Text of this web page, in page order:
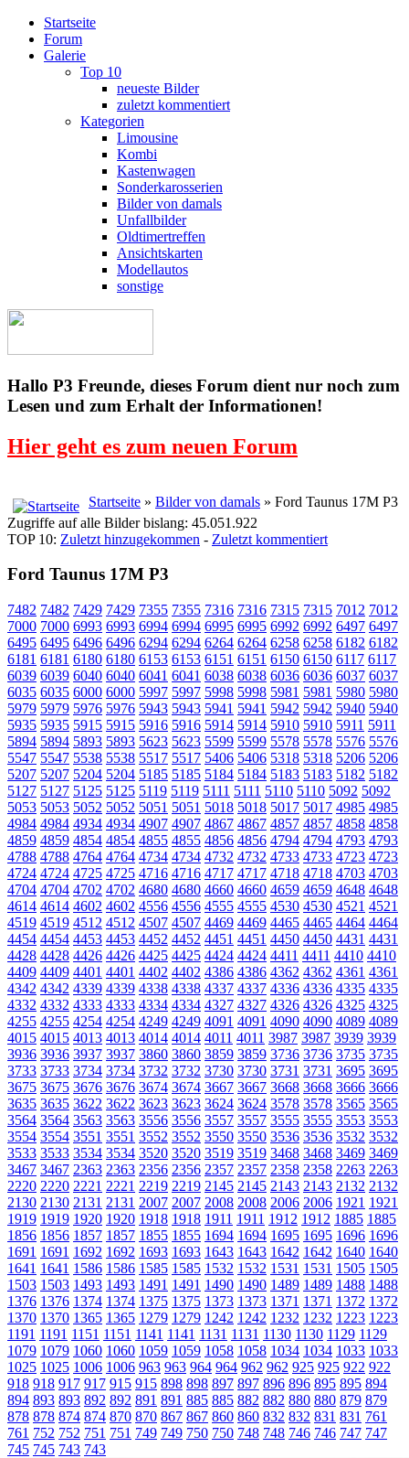
Startseite
Forum
Galerie
Top 10
neueste Bilder
zuletzt kommentiert
Kategorien
Limousine
Kombi
Kastenwagen
Sonderkarosserien
Bilder von damals
Unfallbilder
Oldtimertreffen
Ansichtskarten
Modellautos
sonstige
Hallo P3 Freunde, dieses Forum dient nur noch zum
Lesen und zum Erhalt der Informationen!
Hier geht es zum neuen Forum
Startseite » Bilder von damals » Ford Taunus 17M P3
Zugriffe auf alle Bilder bislang: 45.051.922
TOP 10: Zuletzt hinzugekommen - Zuletzt kommentiert
Ford Taunus 17M P3
7482 7482 7429 7429 7355 7355 7316 7316 7315 7315 7012 7012
7000 7000 6993 6993 6994 6994 6995 6995 6992 6992 6497 6497
6495 6495 6496 6496 6294 6294 6264 6264 6258 6258 6182 6182
6181 6181 6180 6180 6153 6153 6151 6151 6150 6150 6117 6117
6039 6039 6040 6040 6041 6041 6038 6038 6036 6036 6037 6037
6035 6035 6000 6000 5997 5997 5998 5998 5981 5981 5980 5980
5979 5979 5976 5976 5943 5943 5941 5941 5942 5942 5940 5940
5935 5935 5915 5915 5916 5916 5914 5914 5910 5910 5911 5911
5894 5894 5893 5893 5623 5623 5599 5599 5578 5578 5576 5576
5547 5547 5538 5538 5517 5517 5406 5406 5318 5318 5206 5206
5207 5207 5204 5204 5185 5185 5184 5184 5183 5183 5182 5182
5127 5127 5125 5125 5119 5119 5111 5111 5110 5110 5092 5092
5053 5053 5052 5052 5051 5051 5018 5018 5017 5017 4985 4985
4984 4984 4934 4934 4907 4907 4867 4867 4857 4857 4858 4858
4859 4859 4854 4854 4855 4855 4856 4856 4794 4794 4793 4793
4788 4788 4764 4764 4734 4734 4732 4732 4733 4733 4723 4723
4724 4724 4725 4725 4716 4716 4717 4717 4718 4718 4703 4703
4704 4704 4702 4702 4680 4680 4660 4660 4659 4659 4648 4648
4614 4614 4602 4602 4556 4556 4555 4555 4530 4530 4521 4521
4519 4519 4512 4512 4507 4507 4469 4469 4465 4465 4464 4464
4454 4454 4453 4453 4452 4452 4451 4451 4450 4450 4431 4431
4428 4428 4426 4426 4425 4425 4424 4424 4411 4411 4410 4410
4409 4409 4401 4401 4402 4402 4386 4386 4362 4362 4361 4361
4342 4342 4339 4339 4338 4338 4337 4337 4336 4336 4335 4335
4332 4332 4333 4333 4334 4334 4327 4327 4326 4326 4325 4325
4255 4255 4254 4254 4249 4249 4091 4091 4090 4090 4089 4089
4015 4015 4013 4013 4014 4014 4011 4011 3987 3987 3939 3939
3936 3936 3937 3937 3860 3860 3859 3859 3736 3736 3735 3735
3733 3733 3734 3734 3732 3732 3730 3730 3731 3731 3695 3695
3675 3675 3676 3676 3674 3674 3667 3667 3668 3668 3666 3666
3635 3635 3622 3622 3623 3623 3624 3624 3578 3578 3565 3565
3564 3564 3563 3563 3556 3556 3557 3557 3555 3555 3553 3553
3554 3554 3551 3551 3552 3552 3550 3550 3536 3536 3532 3532
3533 3533 3534 3534 3520 3520 3519 3519 3468 3468 3469 3469
3467 3467 2363 2363 2356 2356 2357 2357 2358 2358 2263 2263
2220 2220 2221 2221 2219 2219 2145 2145 2143 2143 2132 2132
2130 2130 2131 2131 2007 2007 2008 2008 2006 2006 1921 1921
1919 1919 1920 1920 1918 1918 1911 1911 1912 1912 1885 1885
1856 1856 1857 1857 1855 1855 1694 1694 1695 1695 1696 1696
1691 1691 1692 1692 1693 1693 1643 1643 1642 1642 1640 1640
1641 1641 1586 1586 1585 1585 1532 1532 1531 1531 1505 1505
1503 1503 1493 1493 1491 1491 1490 1490 1489 1489 1488 1488
1376 1376 1374 1374 1375 1375 1373 1373 1371 1371 1372 1372
1370 1370 1365 1365 1279 1279 1242 1242 1232 1232 1223 1223
1191 1191 1151 1151 1141 1141 1131 1131 1130 1130 1129 1129
1079 1079 1060 1060 1059 1059 1058 1058 1034 1034 1033 1033
1025 1025 1006 1006 963 963 964 964 962 962 925 925 922 922
918 918 917 917 915 915 898 898 897 897 896 896 895 895 894
894 893 893 892 892 891 891 885 885 882 882 880 880 879 879
878 878 874 874 870 870 867 867 860 860 832 832 831 831 761
761 752 752 751 751 749 749 750 750 748 748 746 746 747 747
745 745 743 743